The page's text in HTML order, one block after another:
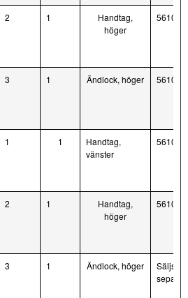
2 1
Handtag,
höger
3 1 Ändlock, höger
1 1
Handtag,
vänster
2 1
Handtag,
höger
3 1 Ändlock, höger
Säljs ej
separat